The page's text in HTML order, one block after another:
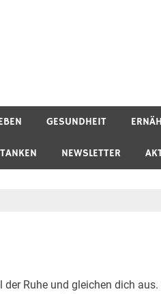
GESUNDHEIT
NEWSLETTER
Ruhe und gleichen dich aus.